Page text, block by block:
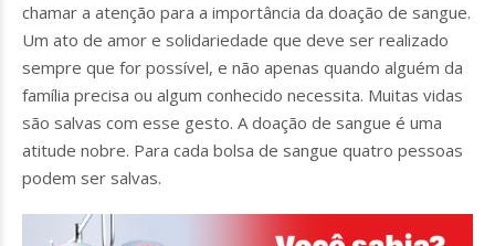
chamar a atenção para a importância da doação de sangue.
Um ato de amor e solidariedade que deve ser realizado
sempre que for possível, e não apenas quando alguém da
família precisa ou algum conhecido necessita. Muitas vidas
são salvas com esse gesto. A doação de sangue é uma
atitude nobre. Para cada bolsa de sangue quatro pessoas
podem ser salvas.